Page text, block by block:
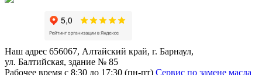
Наш адрес 656067, Алтайский край, г. Барнаул,
ул. Балтийская, здание № 85
Рабочее время с 8:30 до 17:30 (пн-пт) Сервис по замене масла